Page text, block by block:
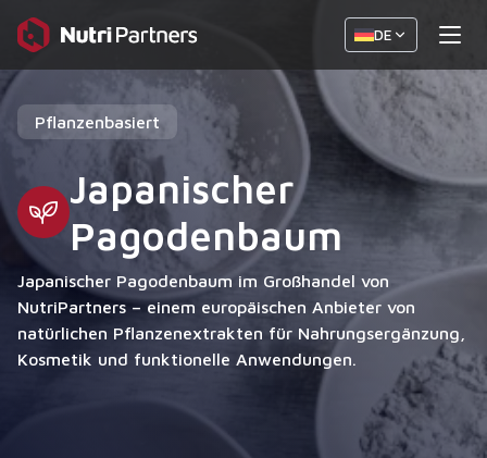
DE
Pflanzenbasiert
Japanischer
Pagodenbaum
Japanischer Pagodenbaum im Großhandel von
NutriPartners – einem europäischen Anbieter von
natürlichen Pflanzenextrakten für Nahrungsergänzung,
Kosmetik und funktionelle Anwendungen.